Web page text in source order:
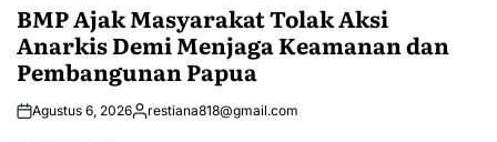
BMP Ajak Masyarakat Tolak Aksi
Anarkis Demi Menjaga Keamanan dan
Pembangunan Papua
Agustus 6, 2026Posted
restiana818@gmail.com